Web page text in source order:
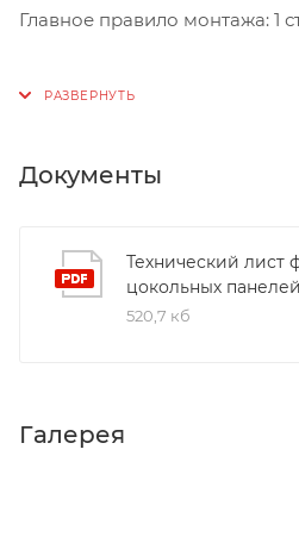
Главное правило монтажа: 1
Документы
Технический лист
цокольных панелей
520,7 кб
Галерея